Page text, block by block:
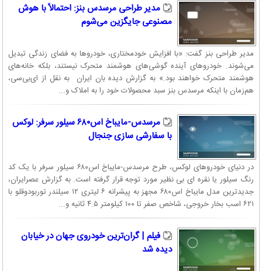
مدیر طراحی مرسدس بنز: احتمالاً با هوش
مصنوعی جایگزین می‌شوم
مدیر طراحی بنز گفت: «با افزایش خودمختاری، خودرو‌ها به فضای زندگی تبدیل
می‌شوند. خودرو‌های آینده گوشی‌های هوشمند متحرک نیستند، بلکه خانه‌های
هوشمند متحرک خواهند بود.» به گزارش دیده بان ایران به نقل از ای‌بی‌سی،
هم‌زمان با اینکه مرسدس بنز سبد محصولات خود را به املاک و...
مرسدس-مایباخ اس۶۸۰ سیلور سرفر: لوکس
با سفارشی‌ سازی جنجال
در دنیای خودروهای لوکس، طرح مرسدس-مایباخ اس۶۸۰ سیلور سرفر با یک کد
رنگ سیلور یا نقره ای بی نظیر مورد توجه قرار گرفته است. به گزارش عصرایران،
جدیدترین مدل مایباخ اس۶۸۰ مجهز به پیشرانه ۶ لیتری ۱۲ سیلندر توربودوقلو با
۶۲۱ اسب بخار خروجی، شاخص صفر تا ۱۰۰ کیلومتر ۴.۵ ثانیه و...
فیلم | گران‌ترین خودروی جهان در خیابان
دیده شد